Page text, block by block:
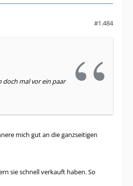
#1.484
doch mal vor ein paar
mich gut an die ganzseitigen
sie schnell verkauft haben. So